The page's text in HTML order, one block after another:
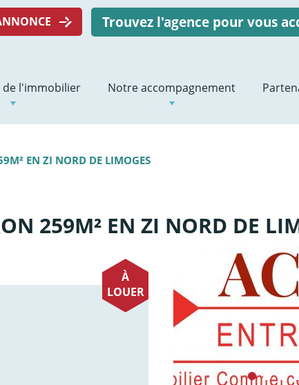
Trouvez l'agence pour vous
de l'immobilier Notre accompagnement
EN ZI NORD DE LIMOGES
259M² EN ZI NORD DE
À
LOUER